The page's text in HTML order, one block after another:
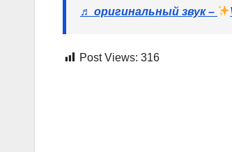
♬ оригинальный звук –
Post Views: 316